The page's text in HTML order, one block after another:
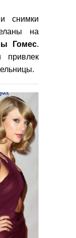
снимки
на
Гомес.
привлек